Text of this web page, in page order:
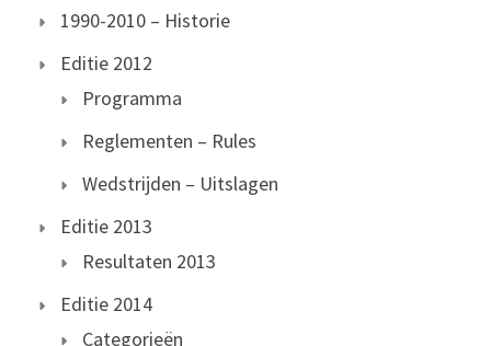
1990-2010 – Historie
Editie 2012
Programma
Reglementen – Rules
Wedstrijden – Uitslagen
Editie 2013
Resultaten 2013
Editie 2014
Categorieën